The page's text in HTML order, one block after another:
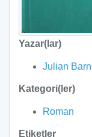
Yazar(lar)
Julian
Kategori(ler)
Roman
Etiketler